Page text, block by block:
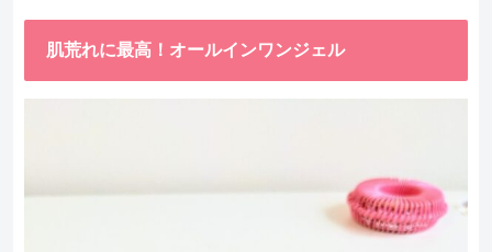
肌荒れに最高！オールインワンジェル